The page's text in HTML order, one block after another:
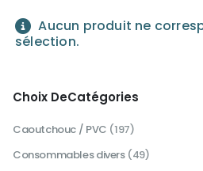
Aucun produit ne
sélection.
Choix DeCatégories
Caoutchouc / PVC (197)
Consommables divers (49)